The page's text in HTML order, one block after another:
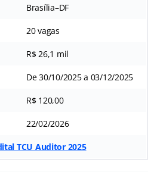
Brasília–DF
20 vagas
R$ 26,1 mil
De 30/10/2025 a 03/12/2025
R$ 120,00
22/02/2026
TCU Auditor 2025